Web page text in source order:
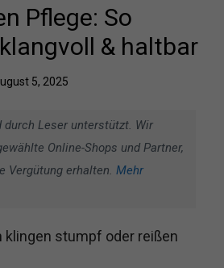
Pflege: So
& haltbar
5, 2025
durch Leser unterstützt. Wir
Online-Shops und Partner,
Vergütung erhalten. Mehr
klingen stumpf oder reißen